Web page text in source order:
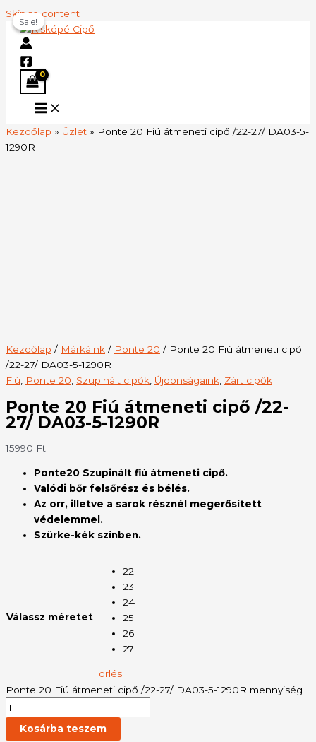
Skip to content
Kezdőlap » Üzlet » Ponte 20 Fiú átmeneti cipő /22-27/ DA03-5-
1290R
Kezdőlap / Márkáink / Ponte 20 / Ponte 20 Fiú átmeneti cipő
/22-27/ DA03-5-1290R
Fiú
Ponte 20 Szupinált cipők Újdonságaink Zárt cipők
Ponte 20 Fiú átmeneti cipő /22-
27/ DA03-5-1290R
15990 Ft
Ponte20 Szupinált fiú átmeneti cipő.
Valódi bőr felsőrész és bélés.
Az orr, illetve a sarok résznél megerősített
védelemmel.
Szürke-kék színben.
Válassz méretet
22
23
24
25
26
27
Törlés
Ponte 20 Fiú átmeneti cipő /22-27/ DA03-5-1290R mennyiség
Kosárba teszem
Sale!
Sale!